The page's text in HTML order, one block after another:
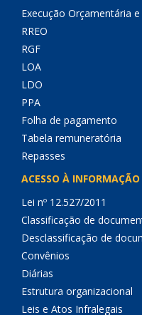
Execução Orçamentária
RREO
RGF
LOA
LDO
PPA
Folha de pagamento
Tabela remuneratória
Repasses
ACESSO À INFORMAÇÃO
Lei nº 12.527/2011
Classificação de
Desclassificação de
Convênios
Diárias
Estrutura organizacional
Leis e Atos Infralegais